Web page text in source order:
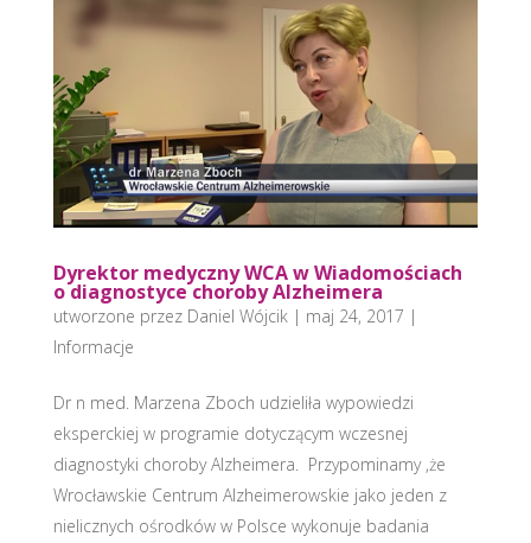
Dyrektor medyczny WCA w Wiadomościach
o diagnostyce choroby Alzheimera
utworzone przez Daniel Wójcik | maj 24, 2017 |
Informacje
Dr n med. Marzena Zboch udzieliła wypowiedzi
eksperckiej w programie dotyczącym wczesnej
diagnostyki choroby Alzheimera. Przypominamy ,że
Wrocławskie Centrum Alzheimerowskie jako jeden z
nielicznych ośrodków w Polsce wykonuje badania